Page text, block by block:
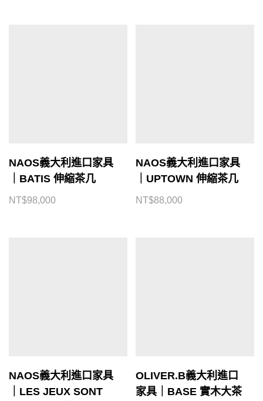
NAOS義大利進口家具
｜BATIS 伸縮茶几
NT$98,000
NAOS義大利進口家具
｜UPTOWN 伸縮茶几
NT$88,000
NAOS義大利進口家具
｜LES JEUX SONT
OLIVER.B義大利進口
家具｜BASE 實木大茶